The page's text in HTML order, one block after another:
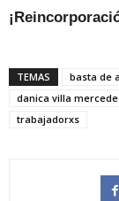
TEMAS basta de
danica villa
trabajadorxs